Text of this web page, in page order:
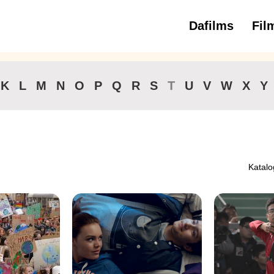
Dafilms 3
K L M N O P Q R S T U V W X Y